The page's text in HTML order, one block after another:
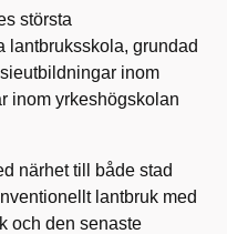
största
lantbruksskola, grundad
inom
inom yrkeshögskolan
närhet till både stad
lantbruk med
och den senaste